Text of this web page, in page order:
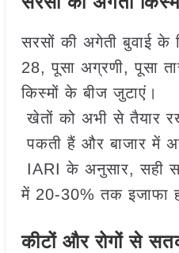
सरसों की अगेती बुवाई के
28, पूसा अग्रणी, पूसा
किस्मों के बीज जुटाएं।
खेतों को अभी से तैयार
पकती हैं और बाजार में
IARI के अनुसार, सही
में 20-30% तक इजाफा
कीटों और रोगों से